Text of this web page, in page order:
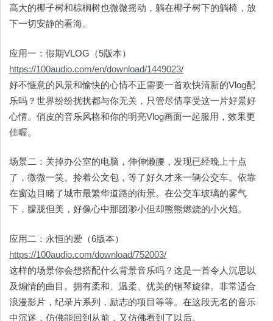
高大的椰子树和棕榈树也微微摇动，躺在椰子树下的躺椅，放
下一切安静的看海。
应用一：假期VLOG（5版本）
https://100audio.com/en/download/1449023/
好不惬意的风景和愉快的心情不正需要一首欢快清新的Vlog配
乐吗？世界纷纷扰扰都与你无关，只管尽情享受这一片好景好
心情。俏皮的音乐风格和你的明亮Vlog画面一起服用，效果更
佳喔。
场景二：关掉办公室的电脑，伸伸懒腰，发现已经晚上十点
了，微微一笑。拎着公文包，等了好久才来一辆公交车。依靠
在窗边目睹了城市最繁华道路的街景。在公交车玻璃的雾气
下，朦胧但美，好像心中那团渺小但却熊熊燃烧的小火焰。
应用二：永恒的爱（6版本）
https://100audio.com/download/752003/
这样的场景你会想搭配什么背景音乐吗？这是一首令人沉思以
及煽情的曲目。拥有柔和、温柔、优美的钢琴旋律。非常适合
浪漫影片，纪录片系列，励志的项目等等。在这段无名的音乐
中沉迷，仿佛能回到从前，又仿佛看到了以后。